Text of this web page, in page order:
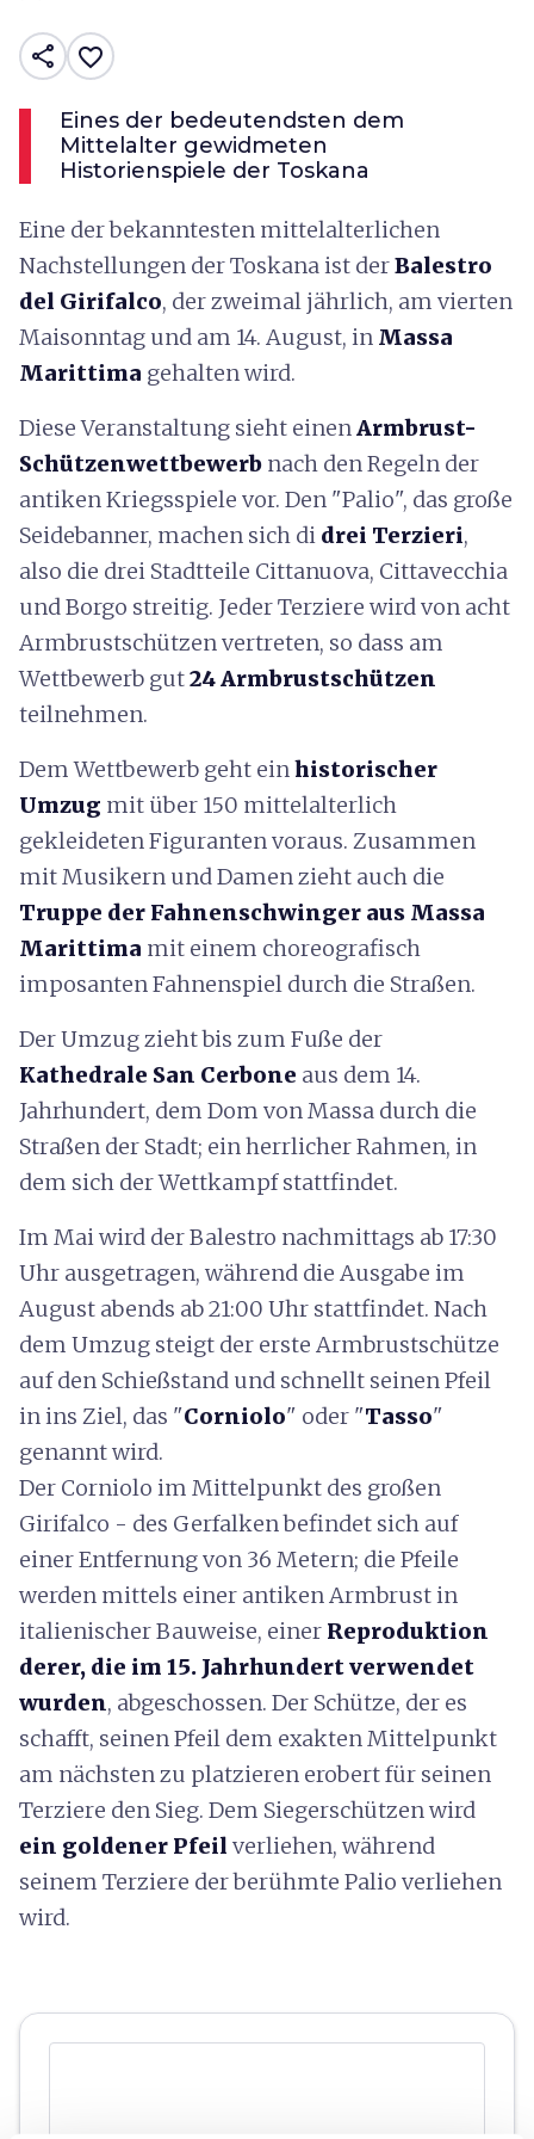
share favorite_border
Eines der bedeutendsten dem
Mittelalter gewidmeten
Historienspiele der Toskana
Eine der bekanntesten mittelalterlichen
Nachstellungen der Toskana ist derBalestro
del Girifalco, der zweimal jährlich, am vierten
Maisonntag und am 14. August, in Massa
Marittima gehalten wird.
Diese Veranstaltung sieht einenArmbrust-
Schützenwettbewerb nach den Regeln der
antiken Kriegsspiele vor. Den "Palio", das große
Seidebanner, machen sich di drei Terzieri,
also die drei Stadtteile Cittanuova, Cittavecchia
und Borgo streitig. Jeder Terziere wird von acht
Armbrustschützen vertreten, so dass am
Wettbewerb gut24 Armbrustschützen
teilnehmen.
Dem Wettbewerb geht einhistorischer
Umzug mit über 150 mittelalterlich
gekleideten Figuranten voraus. Zusammen
mit Musikern und Damen zieht auch die
Truppe der Fahnenschwinger aus Massa
Marittima mit einem choreografisch
imposanten Fahnenspiel durch die Straßen.
Der Umzug zieht bis zum Fuße der
Kathedrale San Cerbone aus dem 14.
Jahrhundert, dem Dom von Massa durch die
Straßen der Stadt; ein herrlicher Rahmen, in
dem sich der Wettkampf stattfindet.
Im Mai wird der Balestro nachmittags ab 17:30
Uhr ausgetragen, während die Ausgabe im
August abends ab 21:00 Uhr stattfindet. Nach
dem Umzug steigt der erste Armbrustschütze
auf den Schießstand und schnellt seinen Pfeil
in ins Ziel, das "Corniolo" oder "Tasso"
genannt wird.
Der Corniolo im Mittelpunkt des großen
Girifalco - des Gerfalken befindet sich auf
einer Entfernung von 36 Metern; die Pfeile
werden mittels einer antiken Armbrust in
italienischer Bauweise, einer Reproduktion
derer, die im 15. Jahrhundert verwendet
wurden, abgeschossen. Der Schütze, der es
schafft, seinen Pfeil dem exakten Mittelpunkt
am nächsten zu platzieren erobert für seinen
Terziere den Sieg. Dem Siegerschützen wird
ein goldener Pfeil verliehen, während
seinem Terziere der berühmte Palio verliehen
wird.